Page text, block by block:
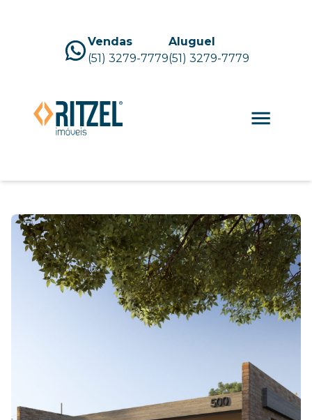
Vendas
(51) 3279-7779
Aluguel
(51) 3279-7779